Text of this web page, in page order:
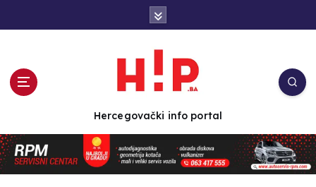
n
t
e
Hercegovački info portal